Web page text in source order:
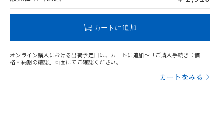
カートに追加
オンライン購入における出荷予定日は、カートに追加～「ご購入手続き：価
格・納期の確認」画面にてご確認ください。
カートをみる